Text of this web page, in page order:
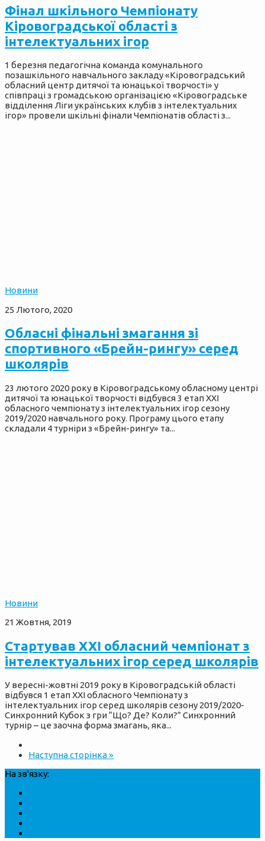
Фінал шкільного Чемпіонату
Кіровоградської області з
інтелектуальних ігор
1 березня педагогічна команда комунального
позашкільного навчального закладу «Кіровоградський
обласний центр дитячої та юнацької творчості» у
співпраці з громадською організацією «Кіровоградське
відділення Ліги українських клубів з інтелектуальних
ігор» провели шкільні фінали Чемпіонатів області з...
Новини
25 Лютого, 2020
Обласні фінальні змагання зі
спортивного «Брейн-рингу» серед
школярів
23 лютого 2020 року в Кіровоградському обласному центрі
дитячої та юнацької творчості відбувся 3 етап XХІ
обласного чемпіонату з інтелектуальних ігор сезону
2019/2020 навчального року. Програму цього етапу
складали 4 турніри з «Брейн-рингу» та...
Новини
21 Жовтня, 2019
Стартував XXІ обласний чемпіонат з
інтелектуальних ігор серед школярів
У вересні-жовтні 2019 року в Кіровоградській області
відбувся 1 етап XXІ обласного Чемпіонату з
інтелектуальних ігор серед школярів сезону 2019/2020-
Синхронний Кубок з гри “Що? Де? Коли?” Синхронний
турнір – це заочна форма змагань, яка...
Наступна сторінка »
На зв'язку: